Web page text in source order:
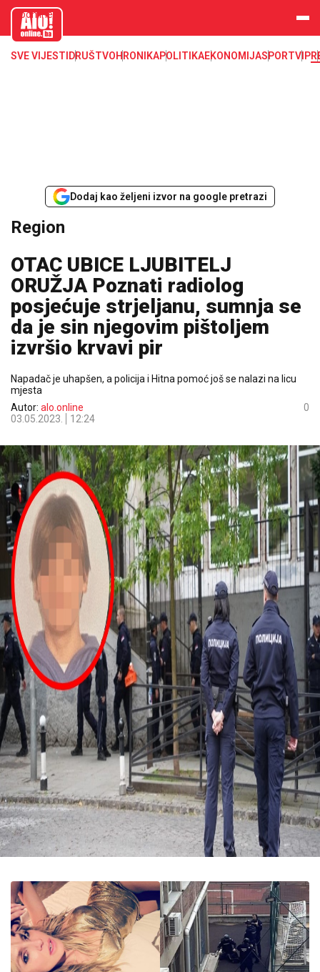
aloonline.b
SVE VIJESTI DRUŠTVOHRONIKAPOLITIKAEKONOMIJASPORTVIP
Dodaj kao željeni izvor na google pretrazi
Region
OTAC UBICE LJUBITELJ
ORUŽJA Poznati radiolog
posjećuje strjeljanu, sumnja se
da je sin njegovim pištoljem
izvršio krvavi pir
Napadač je uhapšen, a policija i Hitna pomoć još se nalazi na licu
mjesta
Autor: alo.online
03.05.2023.
12:24
0